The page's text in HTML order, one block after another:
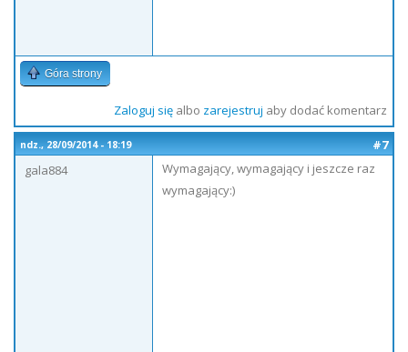
Góra strony
Zaloguj sięalbo zarejestruj aby dodać komentarz
ndz., 28/09/2014 - 18:19
#7
gala884
Wymagający, wymagający i jeszcze raz
wymagający:)